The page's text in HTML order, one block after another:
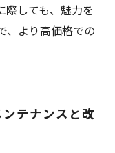
際しても、魅力を
、より高価格での
テナンスと改